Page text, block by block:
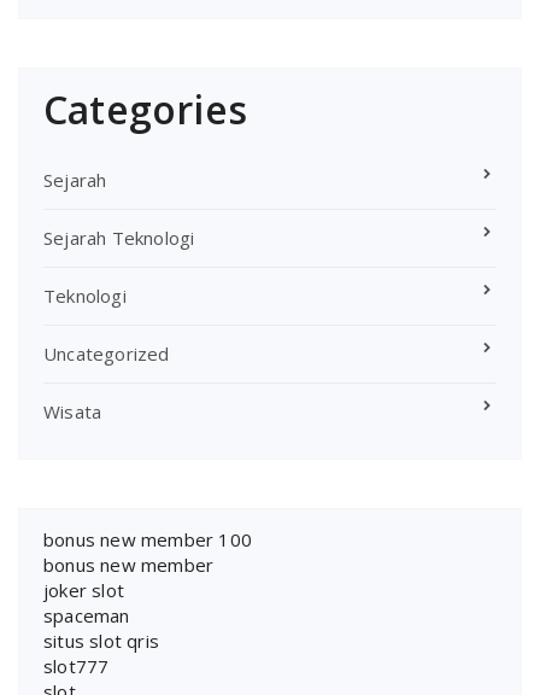
Categories
Sejarah
Sejarah Teknologi
Teknologi
Uncategorized
Wisata
bonus new member 100
bonus new member
joker slot
spaceman
situs slot qris
slot777